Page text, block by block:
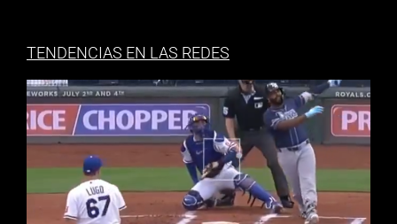
TENDENCIAS EN LAS REDES